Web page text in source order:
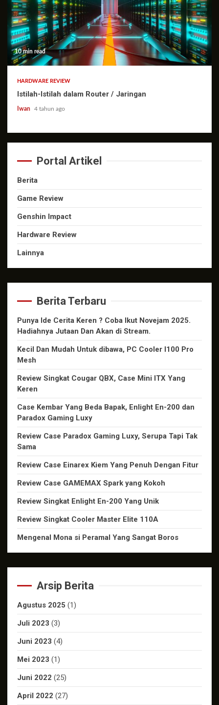
10 min read
HARDWARE REVIEW
Istilah-Istilah dalam Router / Jaringan
Iwan 4 tahun ago
Portal Artikel
Berita
Game Review
Genshin Impact
Hardware Review
Lainnya
Berita Terbaru
Punya Ide Cerita Keren ? Coba Ikut Novejam 2025.
Hadiahnya Jutaan Dan Akan di Stream.
Kecil Dan Mudah Untuk dibawa, PC Cooler I100 Pro
Mesh
Review Singkat Cougar QBX, Case Mini ITX Yang
Keren
Case Kembar Yang Beda Bapak, Enlight En-200 dan
Paradox Gaming Luxy
Review Case Paradox Gaming Luxy, Serupa Tapi Tak
Sama
Review Case Einarex Kiem Yang Penuh Dengan Fitur
Review Case GAMEMAX Spark yang Kokoh
Review Singkat Enlight En-200 Yang Unik
Review Singkat Cooler Master Elite 110A
Mengenal Mona si Peramal Yang Sangat Boros
Arsip Berita
Agustus 2025 (1)
Juli 2023 (3)
Juni 2023 (4)
Mei 2023 (1)
Juni 2022 (25)
April 2022 (27)